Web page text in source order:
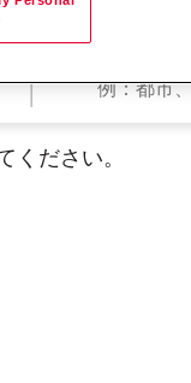
ください。